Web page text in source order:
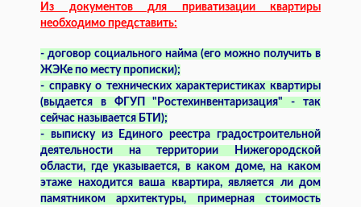
Из документов для приватизации квартиры
необходимо представить:
- договор социального найма (его можно получить в
ЖЭКе по месту прописки);
- справку о технических характеристиках квартиры
(выдается в ФГУП "Ростехинвентаризация" - так
сейчас называется БТИ);
- выписку из Единого реестра градостроительной
деятельности на территории Нижегородской
области, где указывается, в каком доме, на каком
этаже находится ваша квартира, является ли дом
памятником архитектуры, примерная стоимость